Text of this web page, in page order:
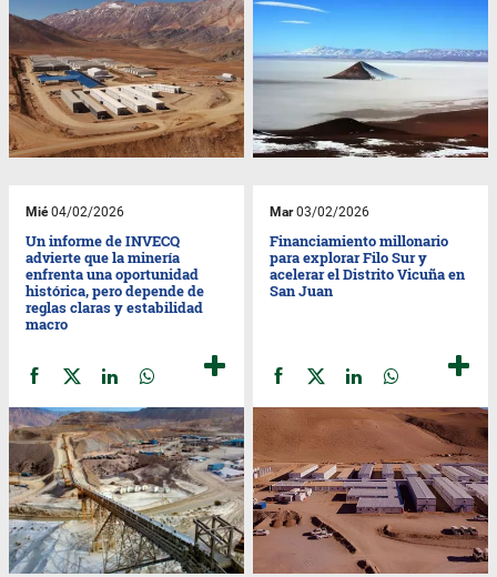
Mié04/02/2026
Un informe de INVECQ
advierte que la minería
enfrenta una oportunidad
histórica, pero depende de
reglas claras y estabilidad
macro
Mar03/02/2026
Financiamiento millonario
para explorar Filo Sur y
acelerar el Distrito Vicuña en
San Juan